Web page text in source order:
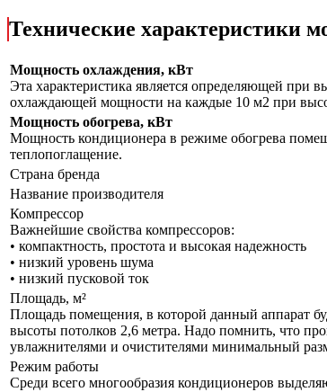
Технические характеристики
Мощность охлаждения, кВт
Эта характеристика является определяющей при
охлаждающей мощности на каждые 10 м2 при
Мощность обогрева, кВт
Мощность кондиционера в режиме обогрева
теплопоглащение.
Страна бренда
Название производителя
Компрессор
Важнейшие свойства компрессоров:
• компактность, простота и высокая надежность
• низкий уровень шума
• низкий пусковой ток
Площадь, м²
Площадь помещения, в которой данный аппарат
высоты потолков 2,6 метра. Надо помнить, что
увлажнителями и очистителями минимальный
Режим работы
Среди всего многообразия кондиционеров